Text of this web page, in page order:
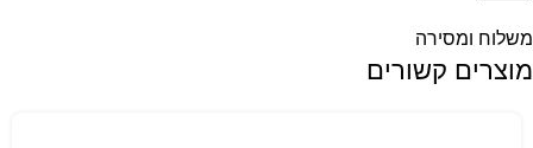
משלוח ומסירה
מוצרים קשורים